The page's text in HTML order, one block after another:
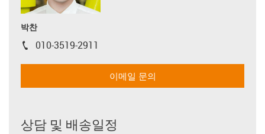
박찬
igus-icon-phone
010-3519-2911
이메일 문의
상담 및 배송일정